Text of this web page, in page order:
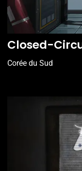
Closed-
Corée du Sud